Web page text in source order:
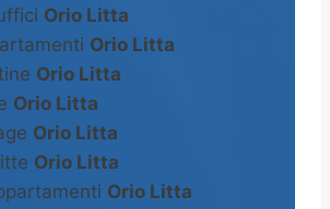
Orio Litta
Orio Litta
Orio Litta
Orio Litta
Orio Litta
Orio Litta
Orio Litta